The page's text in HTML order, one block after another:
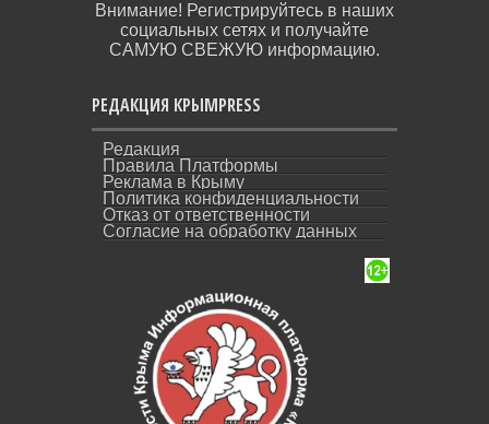
Внимание! Регистрируйтесь в наших
социальных сетях и получайте
САМУЮ СВЕЖУЮ информацию.
РЕДАКЦИЯ КРЫМPRESS
Редакция
Правила Платформы
Реклама в Крыму
Политика конфиденциальности
Отказ от ответственности
Согласие на обработку данных